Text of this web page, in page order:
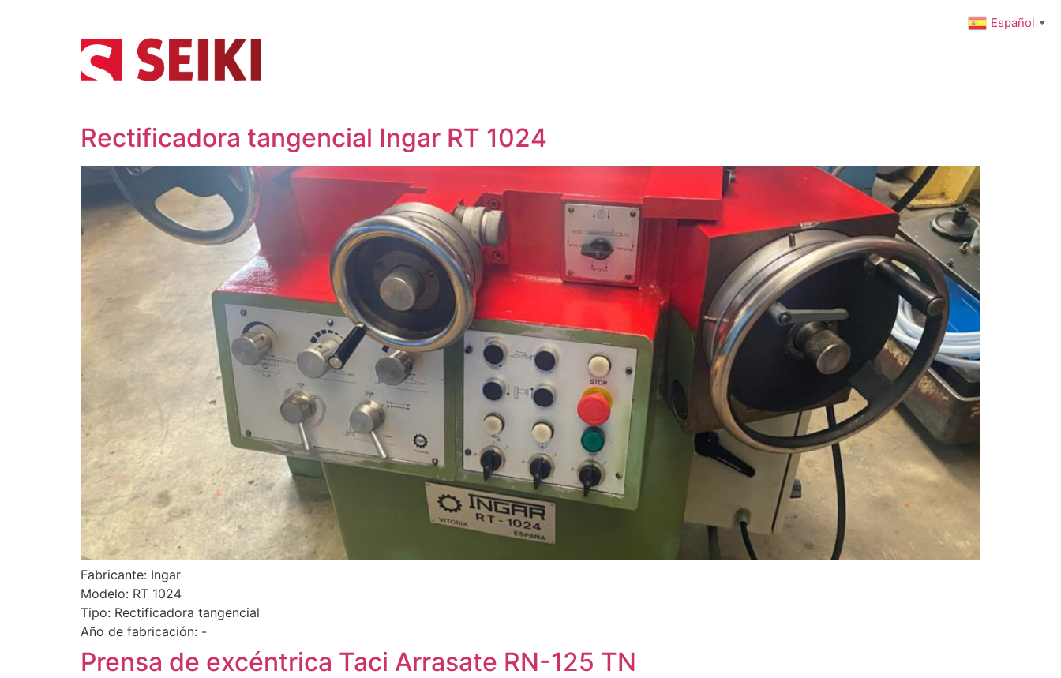
Rectificadora tangencial Ingar RT 1024
Fabricante: Ingar
Modelo: RT 1024
Tipo: Rectificadora tangencial
Año de fabricación: -
Prensa de excéntrica Taci Arrasate RN-125 TN
Español ▼